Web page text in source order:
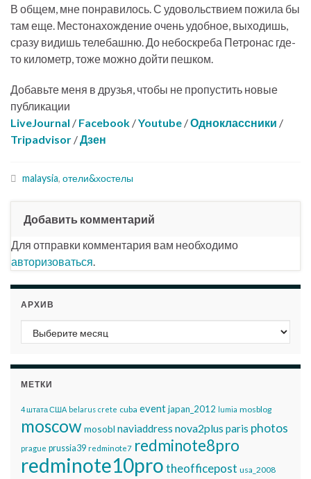
В общем, мне понравилось. С удовольствием пожила бы
там еще. Местонахождение очень удобное, выходишь,
сразу видишь телебашню. До небоскреба Петронас где-
то километр, тоже можно дойти пешком.
Добавьте меня в друзья, чтобы не пропустить новые
публикации
LiveJournal / Facebook /Youtube /Одноклассники /
Tripadvisor / Дзен
malaysia, отели&хостелы
Добавить комментарий
Для отправки комментария вам необходимо
авторизоваться
АРХИВ
Архив
МЕТКИ
4 штата США belarus crete cuba eventjapan_2012 lumia mosblog
moscowmosobl naviaddress nova2plus paris photos
prague prussia39 redminote7 redminote8pro
redminote10protheofficepost usa_2008